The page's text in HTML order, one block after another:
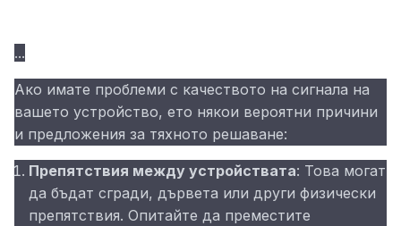
...
Ако имате проблеми с качеството на сигнала на
вашето устройство, ето някои вероятни причини
и предложения за тяхното решаване:
Препятствия между устройствата: Това могат
да бъдат сгради, дървета или други физически
препятствия. Опитайте да преместите